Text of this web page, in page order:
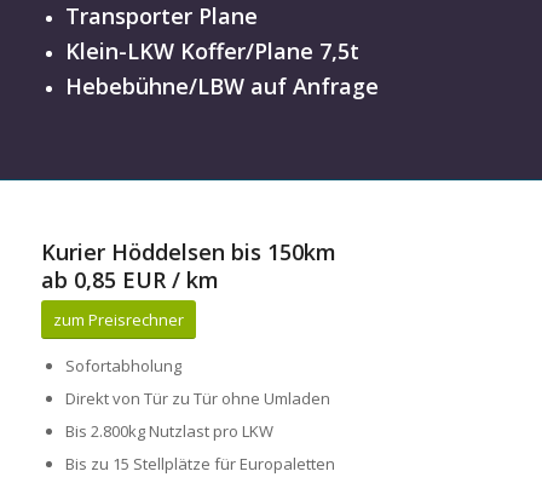
Transporter Plane
Klein-LKW Koffer/Plane 7,5t
Hebebühne/LBW auf Anfrage
Kurier Höddelsen bis 150km
ab 0,85 EUR / km
zum Preisrechner
Sofortabholung
Direkt von Tür zu Tür ohne Umladen
Bis 2.800kg Nutzlast pro LKW
Bis zu 15 Stellplätze für Europaletten